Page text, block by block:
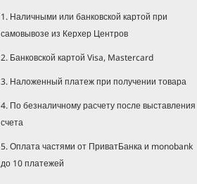
1. Наличными или банковской картой при
самовывозе из Керхер Центров
2. Банковской картой Visa, Mastercard
3. Наложенный платеж при получении товара
4. По безналичному расчету после выставления
счета
5. Оплата частями от ПриватБанка и monobank
до 10 платежей